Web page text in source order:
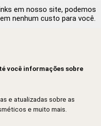
em nosso site, podemos
nenhum custo para você.
você informações sobre
e atualizadas sobre as
e muito mais.